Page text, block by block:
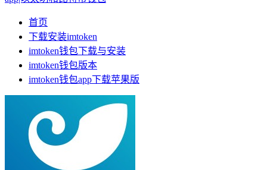
首页
下载安装imtoken
imtoken钱包下载与安装
imtoken钱包版本
imtoken钱包app下载苹果版